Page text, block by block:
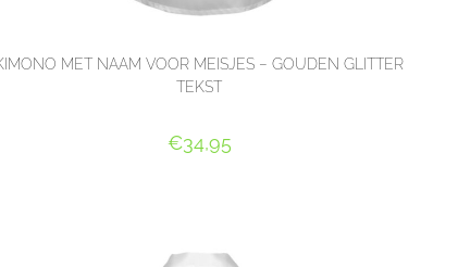
MET NAAM VOOR MEISJES – GOUDEN GLITTER
TEKST
€34,95